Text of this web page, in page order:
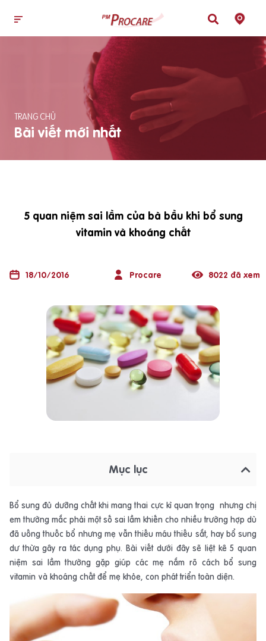
TRANG CHỦ
Bài viết mới nhất
5 quan niệm sai lầm của bà bầu khi bổ sung
vitamin và khoáng chất
18/10/2016 Procare 8022 đã xem
Mục lục
Bổ sung đủ dưỡng chất khi mang thai cực kì quan trọng nhưng chị
em thường mắc phải một số sai lầm khiến cho nhiều trường hợp dù
đã uống thuốc bổ nhưng mẹ vẫn thiếu máu thiếu sắt, hay bổ sung
dư thừa gây ra tác dụng phụ. Bài viết dưới đây sẽ liệt kê 5 quan
niệm sai lầm thường gặp giúp các mẹ nắm rõ cách bổ sung
vitamin và khoáng chất để mẹ khỏe, con phát triển toàn diện.